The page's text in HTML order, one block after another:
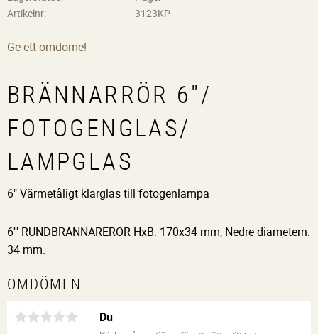
Artikelnr
3123KP
Ge ett omdöme!
BRÄNNARRÖR 6"/
FOTOGENGLAS/
LAMPGLAS
6" Värmetåligt klarglas till fotogenlampa
6''' RUNDBRÄNNARERÖR HxB: 170x34 mm, Nedre diametern:
34 mm.
OMDÖMEN
Du